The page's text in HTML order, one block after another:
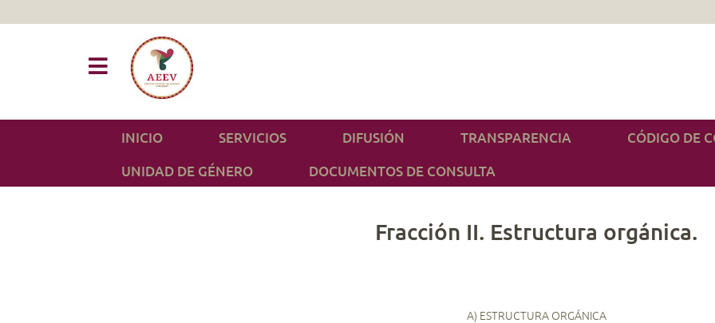
INICIO SERVICIOS DIFUSIÓN TRANSPARENCIA CÓDIGO DE
UNIDAD DE GÉNERO DOCUMENTOS DE CONSULTA
Fracción II. Estructura orgánica.
A) ESTRUCTURA ORGÁNICA